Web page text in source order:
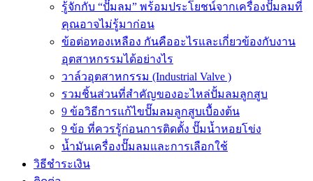
รู้จักกับ “ปั๊มลม” พร้อมประโยชน์จากเครื่องปั๊มลมที่
คุณอาจไม่รู้มาก่อน
ข้อต่อทองเหลือง กันคืออะไรและเกี่ยวข้องกับงาน
อุตสาหกรรมได้อย่างไร
วาล์วอุตสาหกรรม (Industrial Valve )
รวมชิ้นส่วนที่สำคัญของอะไหล่ปั้มลมลูกสูบ
9 ข้อวิธีการแก้ไขปั๊มลมลูกสูบเบื้องต้น
9 ข้อ ที่ควรรู้ก่อนการติดตั้ง ปั๊มน้ำหอยโข่ง
น้ำมันเครื่องปั๊มลมและการเลือกใช้
วิธีชำระเงิน